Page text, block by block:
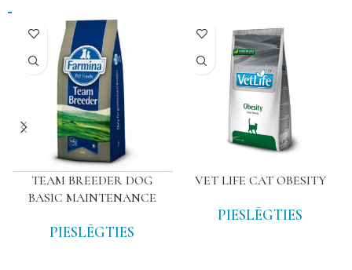
TEAM BREEDER DOG
BASIC MAINTENANCE
PIESLĒGTIES
VET LIFE CAT OBESITY
PIESLĒGTIES